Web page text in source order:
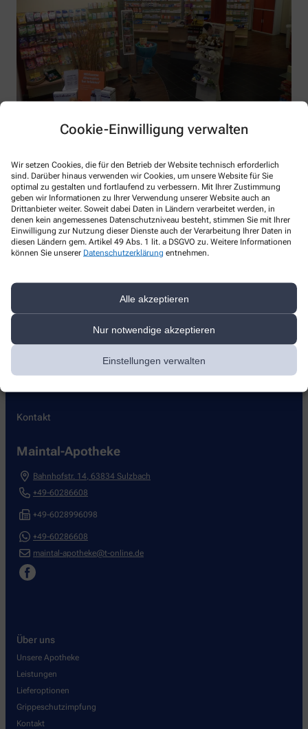
Cookie-Einwilligung verwalten
Wir setzen Cookies, die für den Betrieb der Website technisch erforderlich
sind. Darüber hinaus verwenden wir Cookies, um unsere Website für Sie
optimal zu gestalten und fortlaufend zu verbessern. Mit Ihrer Zustimmung
geben wir Informationen zu Ihrer Verwendung unserer Website auch an
Drittanbieter weiter. Soweit dabei Daten in Ländern verarbeitet werden, in
denen kein angemessenes Datenschutzniveau besteht, stimmen Sie mit Ihrer
Einwilligung zur Nutzung dieser Dienste auch der Verarbeitung Ihrer Daten in
diesen Ländern gem. Artikel 49 Abs. 1 lit. a DSGVO zu. Weitere Informationen
können Sie unserer Datenschutzerklärung entnehmen.
Alle akzeptieren
Nur notwendige akzeptieren
Einstellungen verwalten
Kontakt
Maintal-Apotheke
Bahnhofstr. 14 63834 Sulzbach
+49-60286608
+49-6028996098
+49-60286608
maintal-apotheke@t-online.de
Über uns
Unsere Apotheke
Leistungen
Lieferoptionen
Grippeschutzimpfung
Kontakt